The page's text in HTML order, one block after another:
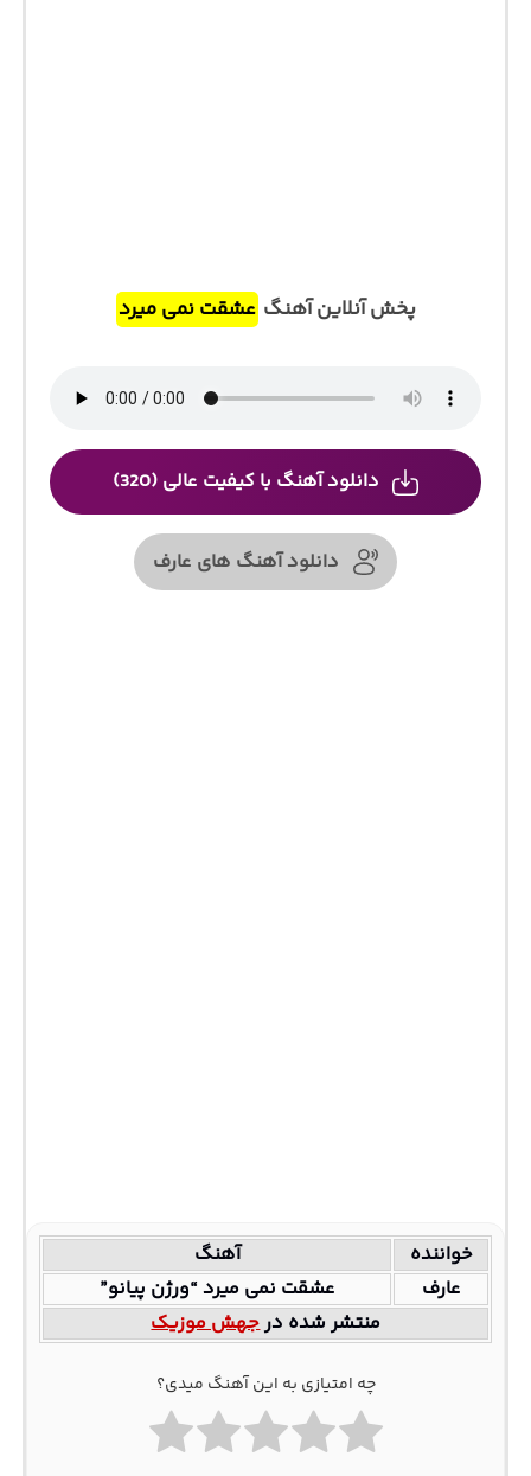
پخش آنلاین آهنگ عشقت نمی میرد
دانلود آهنگ با کیفیت عالی (320)
دانلود آهنگ های عارف
خواننده
آهنگ
عارف
عشقت نمی میرد “ورژن پیانو”
منتشر شده درجهش موزیک
چه امتیازی به این آهنگ میدی؟